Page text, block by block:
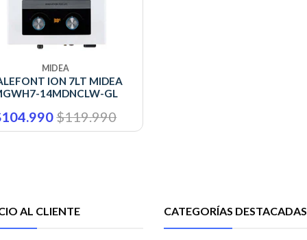
MIDEA
ION 7LT MIDEA
14MDNCLW-GL
$119.990
AL CLIENTE CATEGORÍAS DESTACADAS